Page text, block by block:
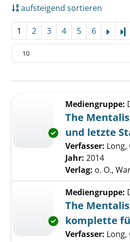
aufsteigend sortieren
1 2 3 4 5 6
Zu den Suchfiltern springen
Exemplar-Details
Mediengruppe:
The
und letzte
Verfasser: Long,
Jahr: 2014
Verlag: o. O.,
Exemplar-Details
Mediengruppe:
The
komplette
Verfasser: Long,